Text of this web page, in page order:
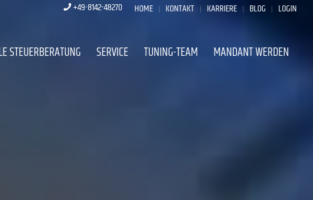
HOME KONTAKT KARRIERE BLOG LOGIN
+49-8142-48270
STEUERBERATUNG SERVICE TUNING-TEAM MANDANT WERDEN